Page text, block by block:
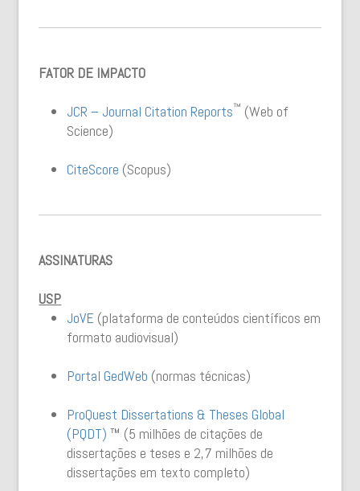
FATOR DE IMPACTO
JCR – Journal Citation Reports™ (Web of
Science)
CiteScore (Scopus)
ASSINATURAS
USP
JoVE (plataforma de conteúdos científicos em
formato audiovisual)
Portal GedWeb (normas técnicas)
ProQuest Dissertations & Theses Global
(PQDT) ™ (5 milhões de citações de
dissertações e teses e 2,7 milhões de
dissertações em texto completo)